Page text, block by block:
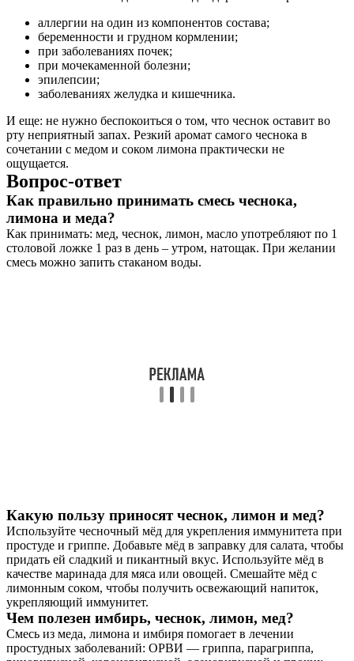
аллергии на один из компонентов состава;
беременности и грудном кормлении;
при заболеваниях почек;
при мочекаменной болезни;
эпилепсии;
заболеваниях желудка и кишечника.
И еще: не нужно беспокоиться о том, что чеснок оставит во
рту неприятный запах. Резкий аромат самого чеснока в
сочетании с медом и соком лимона практически не
ощущается.
Вопрос-ответ
Как правильно принимать смесь чеснока,
лимона и меда?
Как принимать: мед, чеснок, лимон, масло употребляют по 1
столовой ложке 1 раз в день – утром, натощак. При желании
смесь можно запить стаканом воды.
Какую пользу приносят чеснок, лимон и мед?
Используйте чесночный мёд для укрепления иммунитета при
простуде и гриппе. Добавьте мёд в заправку для салата, чтобы
придать ей сладкий и пикантный вкус. Используйте мёд в
качестве маринада для мяса или овощей. Смешайте мёд с
лимонным соком, чтобы получить освежающий напиток,
укрепляющий иммунитет.
Чем полезен имбирь, чеснок, лимон, мед?
Смесь из меда, лимона и имбиря помогает в лечении
простудных заболеваний: ОРВИ — гриппа, парагриппа,